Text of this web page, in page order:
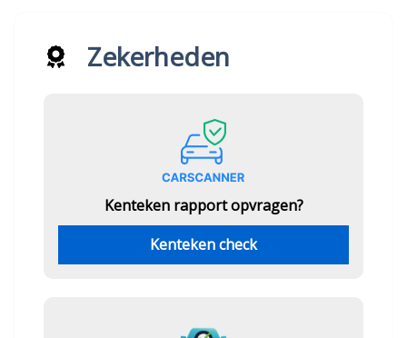
Zekerheden
Kenteken rapport opvragen?
Kenteken check